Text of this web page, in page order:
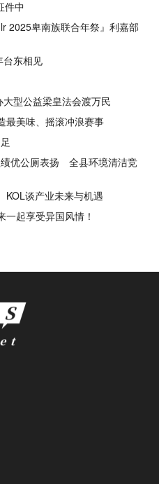
件中
2025卑南族联合年祭』利嘉部
东相见
型公益梁皇法会渡万民
美味、摇滚冲浪赛事
优公厕表扬 全县环境清洁竞
谈产业未来与机遇
起享受异国风情！